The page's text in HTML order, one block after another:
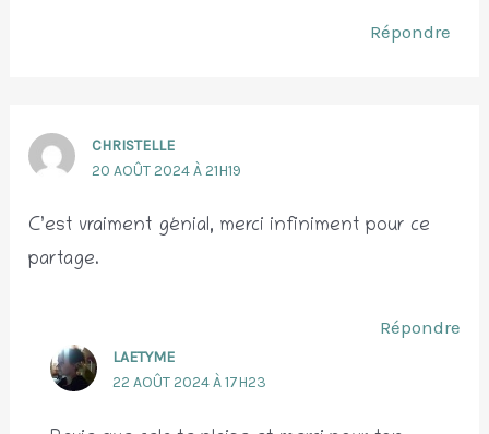
Répondre
CHRISTELLE
20 AOÛT 2024 À 21H19
C’est vraiment génial, merci infiniment pour ce
partage.
Répondre
LAETYME
22 AOÛT 2024 À 17H23